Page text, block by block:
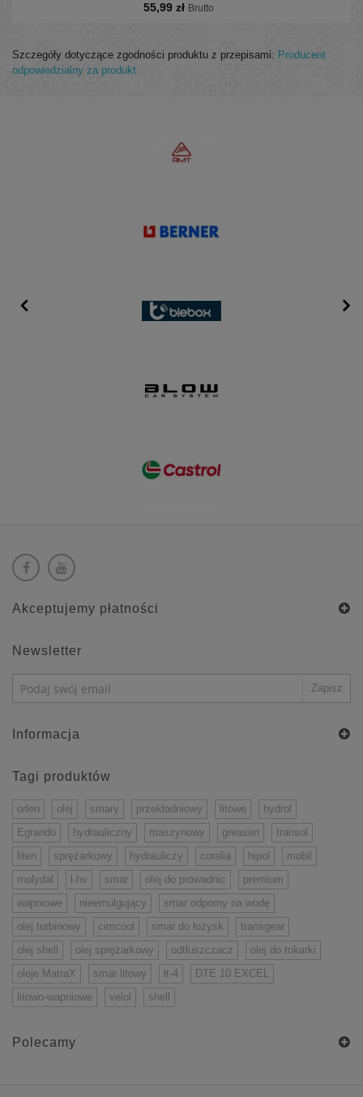
55,99 zł Brutto
Szczegóły dotyczące zgodności produktu z przepisami: Producent
odpowiedzialny za produkt
Akceptujemy płatności
Newsletter
Informacja
Tagi produktów
orlen olej smary przekładniowy litowe
hydrol
Egrando
hydrauliczny maszynowy greasen
transol
liten
sprężarkowy hydrauliczy coralia hipol
mobil
molydal
l-hv smar olej do prowadnic
premium
wapniowe
nieemulgujący
smar odporny na wodę
olej turbinowy
cimcool smar do łożysk
transgear
olej shell
olej sprężarkowy odtłuszczacz
olej do tokarki
oleje MatraX
smar litowy łt-4
DTE 10 EXCEL
litowo-wapniowe
velol shell
Polecamy